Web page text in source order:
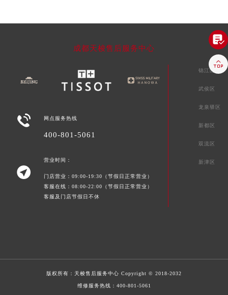
成都天梭售后服务中心
 网点服务热线
400-801-5061

营业时间：
门店营业：09:00-19:30（节假日正常营业）
客服在线：08:00-22:00（节假日正常营业）
客服及门店节假日不休
锦江区
武侯区
龙泉驿区
新都区
双流区
新津区
版权所有： 天梭售后服务中心 Copyright © 2018-2032
维修服务热线： 400-801-5061

